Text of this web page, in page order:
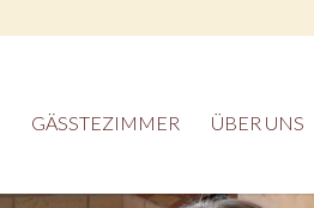
GÄSSTEZIMMER ÜBER UNS